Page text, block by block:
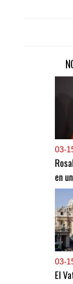
03-
en
03-
El